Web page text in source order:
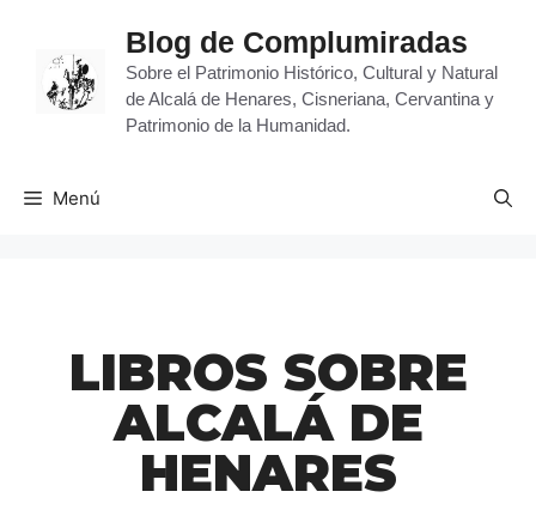
Blog de Complumiradas
Sobre el Patrimonio Histórico, Cultural y Natural
de Alcalá de Henares, Cisneriana, Cervantina y
Patrimonio de la Humanidad.
Menú
LIBROS SOBRE
ALCALÁ DE
HENARES